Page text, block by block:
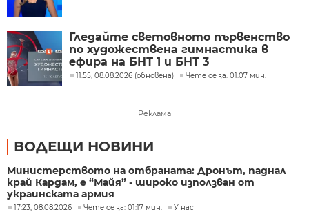
Гледайте световното първенство
по художествена гимнастика в
ефира на БНТ 1 и БНТ 3
11:55, 08.08.2026 (обновена) Чете се за: 01:07 мин.
Реклама
ВОДЕЩИ НОВИНИ
Министерството на отбраната: Дронът, паднал
край Кардам, е “Майя” - широко използван от
украинската армия
17:23, 08.08.2026 Чете се за: 01:17 мин. У нас